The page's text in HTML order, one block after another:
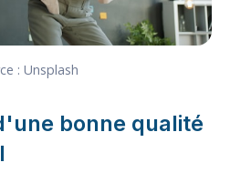
: Unsplash
bonne qualité